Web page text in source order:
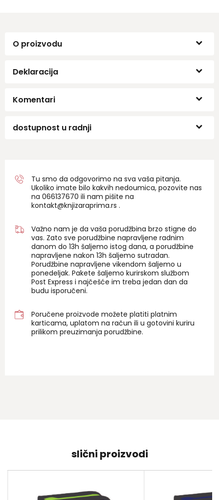
O proizvodu
Deklaracija
Komentari
dostupnost u radnji
Tu smo da odgovorimo na sva vaša pitanja.
Ukoliko imate bilo kakvih nedoumica, pozovite nas
na 066137670 ili nam pišite na
kontakt@knjizaraprima.rs .
Važno nam je da vaša porudžbina brzo stigne do
vas. Zato sve porudžbine napravljene radnim
danom do 13h šaljemo istog dana, a porudžbine
napravljene nakon 13h šaljemo sutradan.
Porudžbine napravljene vikendom šaljemo u
ponedeljak. Pakete šaljemo kurirskom službom
Post Express i najčešće im treba jedan dan da
budu isporučeni.
Poručene proizvode možete platiti platnim
karticama, uplatom na račun ili u gotovini kuriru
prilikom preuzimanja porudžbine.
slični proizvodi